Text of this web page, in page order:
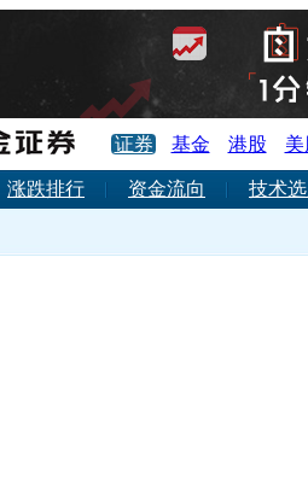
证券 基金 港股 美
腾讯网仅为信息发布平台
涨跌排行 资金流向 技术